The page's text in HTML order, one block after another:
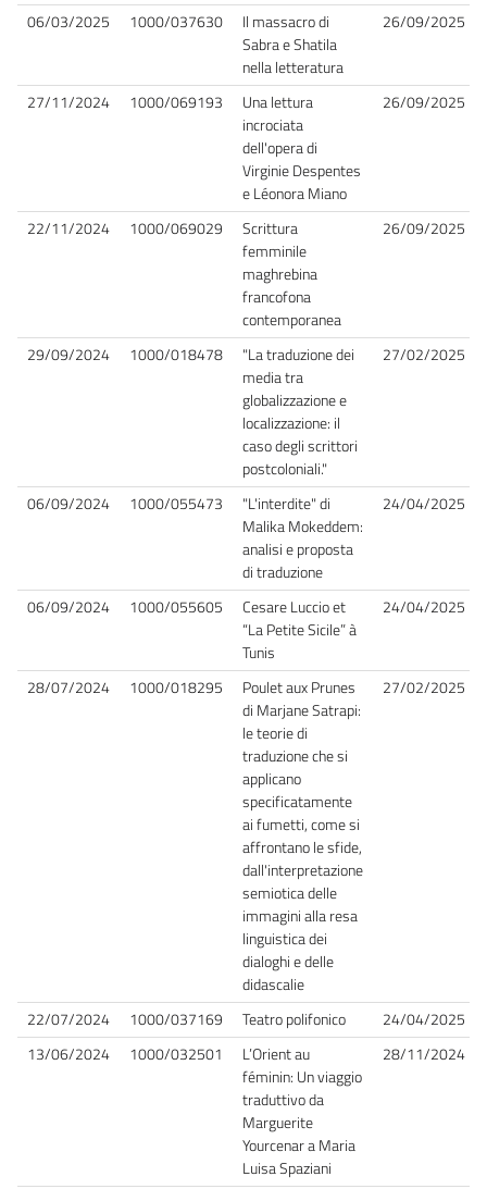
06/03/2025 1000/037630
Il massacro di
Sabra e Shatila
nella letteratura
26/09/2025
27/11/2024 1000/069193
Una lettura
incrociata
dell'opera di
Virginie Despentes
e Léonora Miano
26/09/2025
22/11/2024 1000/069029
Scrittura
femminile
maghrebina
francofona
contemporanea
26/09/2025
29/09/2024 1000/018478
"La traduzione dei
media tra
globalizzazione e
localizzazione: il
caso degli scrittori
postcoloniali."
27/02/2025
06/09/2024 1000/055473
"L'interdite" di
Malika Mokeddem:
analisi e proposta
di traduzione
24/04/2025
06/09/2024 1000/055605
Cesare Luccio et
“La Petite Sicile” à
Tunis
24/04/2025
28/07/2024 1000/018295
Poulet aux Prunes
di Marjane Satrapi:
le teorie di
traduzione che si
applicano
specificatamente
ai fumetti, come si
affrontano le sfide,
dall'interpretazione
semiotica delle
immagini alla resa
linguistica dei
dialoghi e delle
didascalie
27/02/2025
22/07/2024 1000/037169 Teatro polifonico
24/04/2025
13/06/2024
1000/032501
L’Orient au
féminin: Un viaggio
traduttivo da
Marguerite
Yourcenar a Maria
Luisa Spaziani
28/11/2024